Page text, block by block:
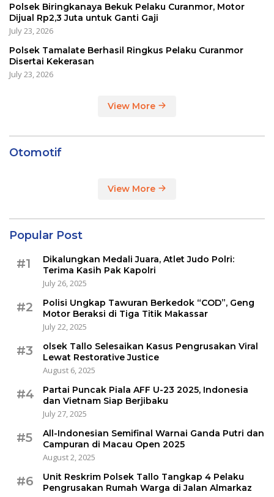
Polsek Biringkanaya Bekuk Pelaku Curanmor, Motor
Dijual Rp2,3 Juta untuk Ganti Gaji
July 23, 2026
Polsek Tamalate Berhasil Ringkus Pelaku Curanmor
Disertai Kekerasan
July 23, 2026
View More
Otomotif
View More
Popular Post
#1
Dikalungkan Medali Juara, Atlet Judo Polri:
Terima Kasih Pak Kapolri
July 26, 2025
#2
Polisi Ungkap Tawuran Berkedok “COD”, Geng
Motor Beraksi di Tiga Titik Makassar
July 22, 2025
#3
olsek Tallo Selesaikan Kasus Pengrusakan Viral
Lewat Restorative Justice
August 6, 2025
#4
Partai Puncak Piala AFF U-23 2025, Indonesia
dan Vietnam Siap Berjibaku
July 27, 2025
#5
All-Indonesian Semifinal Warnai Ganda Putri dan
Campuran di Macau Open 2025
August 2, 2025
#6
Unit Reskrim Polsek Tallo Tangkap 4 Pelaku
Pengrusakan Rumah Warga di Jalan Almarkaz